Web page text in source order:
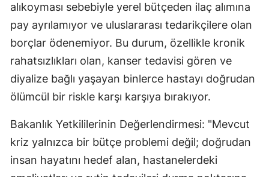
alıkoyması sebebiyle yerel bütçeden ilaç alımına
pay ayrılamıyor ve uluslararası tedarikçilere olan
borçlar ödenemiyor. Bu durum, özellikle kronik
rahatsızlıkları olan, kanser tedavisi gören ve
diyalize bağlı yaşayan binlerce hastayı doğrudan
ölümcül bir riskle karşı karşıya bırakıyor.
Bakanlık Yetkililerinin Değerlendirmesi: "Mevcut
kriz yalnızca bir bütçe problemi değil; doğrudan
insan hayatını hedef alan, hastanelerdeki